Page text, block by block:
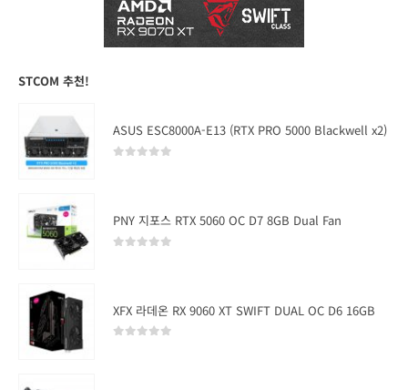
STCOM 추천!
ASUS ESC8000A-E13 (RTX PRO 5000 Blackwell x2)
PNY 지포스 RTX 5060 OC D7 8GB Dual Fan
XFX 라데온 RX 9060 XT SWIFT DUAL OC D6 16GB